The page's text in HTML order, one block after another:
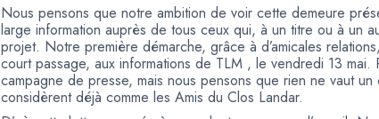
Nous pensons que notre ambition de voir cette demeure
large information auprès de tous ceux qui, à un titre ou à un
projet. Notre première démarche, grâce à d’amicales
court passage, aux informations de TLM , le vendredi 13 mai.
campagne de presse, mais nous pensons que rien ne vaut
considèrent déjà comme les Amis du Clos Landar.